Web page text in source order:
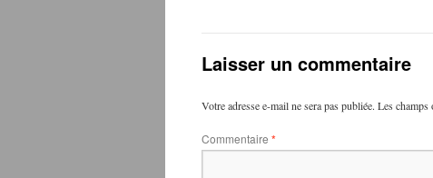
Laisser un commentaire
Votre adresse e-mail ne sera pas publiée. Les champs
Commentaire *